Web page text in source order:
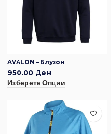
AVALON – Блузон
950.00 Ден
Изберете Опции